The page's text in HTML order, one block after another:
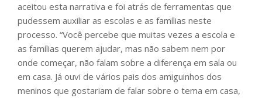
aceitou esta narrativa e foi atrás de ferramentas que
pudessem auxiliar as escolas e as famílias neste
processo. “Você percebe que muitas vezes a escola e
as famílias querem ajudar, mas não sabem nem por
onde começar, não falam sobre a diferença em sala ou
em casa. Já ouvi de vários pais dos amiguinhos dos
meninos que gostariam de falar sobre o tema em casa,